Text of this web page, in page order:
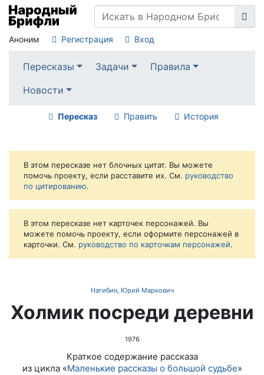
Аноним Регистрация Вход
Пересказы Задачи
Правила
Новости
Пересказ Править История
В этом пересказе нет блочных цитат. Вы можете
помочь проекту, если расставите их. См. руководство
по цитированию.
В этом пересказе нет карточек персонажей. Вы
можете помочь проекту, если оформите персонажей в
карточки. См. руководство по карточкам персонажей.
Нагибин, Юрий Маркович
Холмик посреди деревни
1976
Краткое содержание рассказа
из цикла «Маленькие рассказы о большой судьбе»